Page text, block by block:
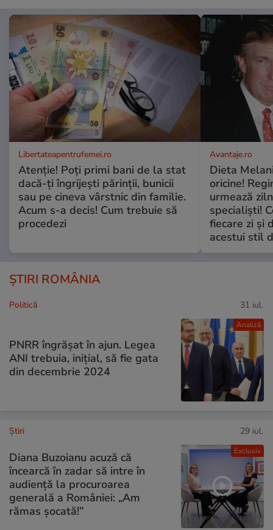
Libertateapentrufemei.ro
Atenție! Poți primi bani de la stat
dacă-ți îngrijești părinții, bunicii
sau pe cineva vârstnic din familie.
Acum s-a decis! Cum trebuie să
procedezi
Avantaje.ro
Dieta
oricine!
urmează
specialiști!
fiecare zi și
acestui stil
ȘTIRI ROMÂNIA
Analiză
Politică 31 iul.
PNRR îngrășat în ajun. Legea
ANI trebuia, inițial, să fie gata
din decembrie 2024
Exclusiv
Ştiri 29 iul.
Diana Buzoianu acuză că
încearcă în zadar să intre în
audiență la procuroarea
generală a României: „Am
rămas șocată!”